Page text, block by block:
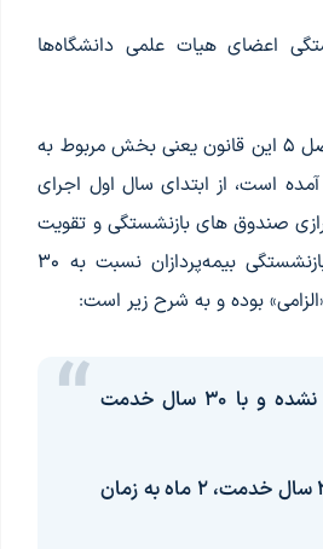
اعضای هیات علمی دانشگاه‌ها
مطابق آنچه در ماده ۲۹ ذیل فصل ۵ این قانون یعنی بخش مربوط به
است، از ابتدای سال اول اجرای
صندوق های بازنشستگی و تقویت
توان آنها، تغییراتی در نحوه بازنشستگی بیمه‌پردازان نسبت به ۳۰
بوده و به شرح زیر است:
۱. کسانی که ۲۸ سال تمام سابقه بیمه پردازی دارند، مشمول تغییر سنوات بازنشستگی نشده و با ۳۰ سال خدمت
۲. افراد دارای سابقه پرداخت حق بیمه بین ۲۵ تا ۲۸ سال، به ازای هر سال باقی مانده تا ۳۰ سال خدمت، ۲ ماه به زمان